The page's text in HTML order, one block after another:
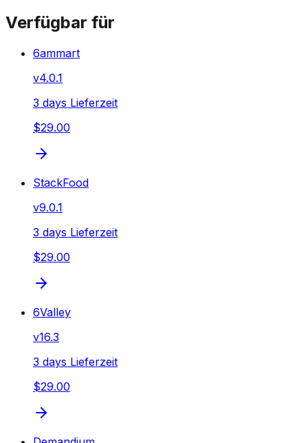
Verfügbar für
6ammart
v4.0.1
3 days Lieferzeit
$29.00
StackFood
v9.0.1
3 days Lieferzeit
$29.00
6Valley
v16.3
3 days Lieferzeit
$29.00